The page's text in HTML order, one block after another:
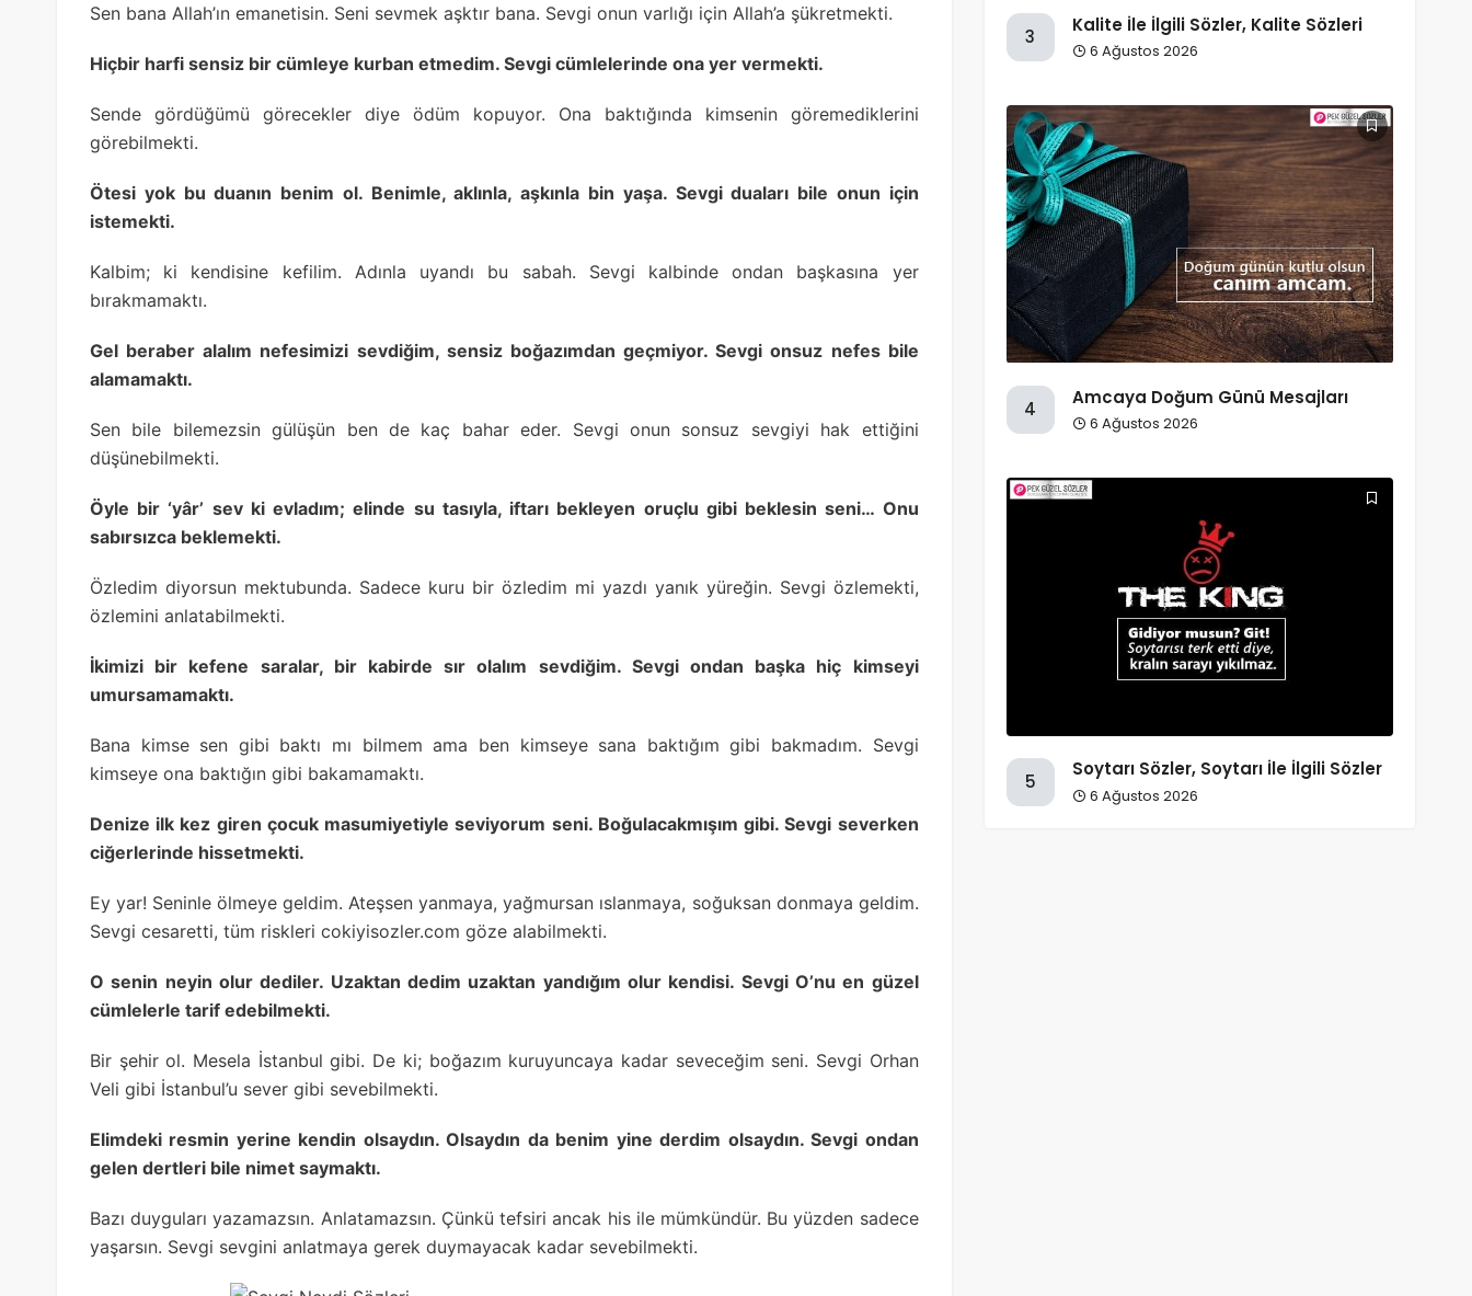
Sen bana Allah’ın emanetisin. Seni sevmek aşktır bana. Sevgi onun varlığı için Allah’a şükretmekti.
Hiçbir harfi sensiz bir cümleye kurban etmedim. Sevgi cümlelerinde ona yer vermekti.
Sende gördüğümü görecekler diye ödüm kopuyor. Ona baktığında kimsenin göremediklerini
görebilmekti.
Ötesi yok bu duanın benim ol. Benimle, aklınla, aşkınla bin yaşa. Sevgi duaları bile onun için
istemekti.
Kalbim; ki kendisine kefilim. Adınla uyandı bu sabah. Sevgi kalbinde ondan başkasına yer
bırakmamaktı.
Gel beraber alalım nefesimizi sevdiğim, sensiz boğazımdan geçmiyor. Sevgi onsuz nefes bile
alamamaktı.
Sen bile bilemezsin gülüşün ben de kaç bahar eder. Sevgi onun sonsuz sevgiyi hak ettiğini
düşünebilmekti.
Öyle bir ‘yâr’ sev ki evladım; elinde su tasıyla, iftarı bekleyen oruçlu gibi beklesin seni… Onu
sabırsızca beklemekti.
Özledim diyorsun mektubunda. Sadece kuru bir özledim mi yazdı yanık yüreğin. Sevgi özlemekti,
özlemini anlatabilmekti.
İkimizi bir kefene saralar, bir kabirde sır olalım sevdiğim. Sevgi ondan başka hiç kimseyi
umursamamaktı.
Bana kimse sen gibi baktı mı bilmem ama ben kimseye sana baktığım gibi bakmadım. Sevgi
kimseye ona baktığın gibi bakamamaktı.
Denize ilk kez giren çocuk masumiyetiyle seviyorum seni. Boğulacakmışım gibi. Sevgi severken
ciğerlerinde hissetmekti.
Ey yar! Seninle ölmeye geldim. Ateşsen yanmaya, yağmursan ıslanmaya, soğuksan donmaya geldim.
Sevgi cesaretti, tüm riskleri cokiyisozler.com göze alabilmekti.
O senin neyin olur dediler. Uzaktan dedim uzaktan yandığım olur kendisi. Sevgi O’nu en güzel
cümlelerle tarif edebilmekti.
Bir şehir ol. Mesela İstanbul gibi. De ki; boğazım kuruyuncaya kadar seveceğim seni. Sevgi Orhan
Veli gibi İstanbul’u sever gibi sevebilmekti.
Elimdeki resmin yerine kendin olsaydın. Olsaydın da benim yine derdim olsaydın. Sevgi ondan
gelen dertleri bile nimet saymaktı.
Bazı duyguları yazamazsın. Anlatamazsın. Çünkü tefsiri ancak his ile mümkündür. Bu yüzden sadece
yaşarsın. Sevgi sevgini anlatmaya gerek duymayacak kadar sevebilmekti.
3
Kalite İle İlgili Sözler, Kalite Sözleri
6 Ağustos 2026
4
Amcaya Doğum Günü Mesajları
6 Ağustos 2026
5
Soytarı Sözler, Soytarı İle İlgili Sözler
6 Ağustos 2026